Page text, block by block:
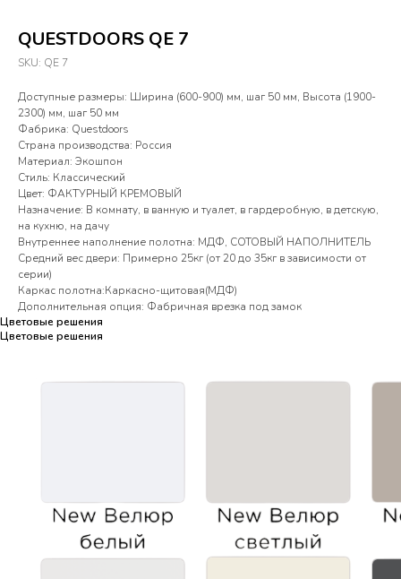
QUESTDOORS QE 7
SKU: QE 7
Доступные размеры: Ширина (600-900) мм, шаг 50 мм, Высота (1900-
2300) мм, шаг 50 мм
Фабрика: Questdoors
Страна производства: Россия
Материал: Экошпон
Стиль: Классический
Цвет: ФАКТУРНЫЙ КРЕМОВЫЙ
Назначение: В комнату, в ванную и туалет, в гардеробную, в детскую,
на кухню, на дачу
Внутреннее наполнение полотна: МДФ, СОТОВЫЙ НАПОЛНИТЕЛЬ
Средний вес двери: Примерно 25кг (от 20 до 35кг в зависимости от
серии)
Каркас полотна:Каркасно-щитовая(МДФ)
Дополнительная опция: Фабричная врезка под замок
Цветовые решения
Цветовые решения